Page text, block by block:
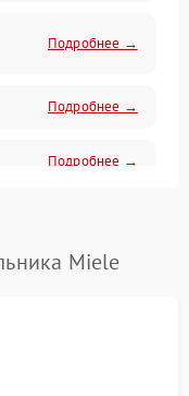
Подробнее →
Подробнее →
Подробнее →
Подробнее →
Miele